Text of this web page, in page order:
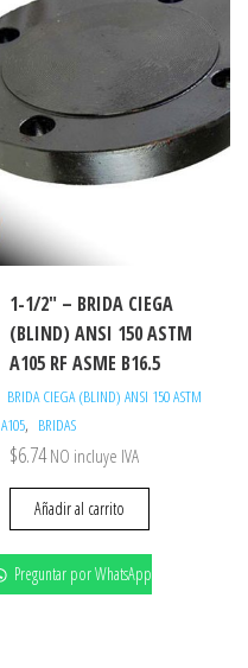
1-1/2″ – BRIDA CIEGA
(BLIND) ANSI 150 ASTM
A105 RF ASME B16.5
BRIDA CIEGA (BLIND) ANSI 150 ASTM
A105, BRIDAS
$6.74NO incluye IVA
Añadir al carrito
Preguntar por WhatsApp